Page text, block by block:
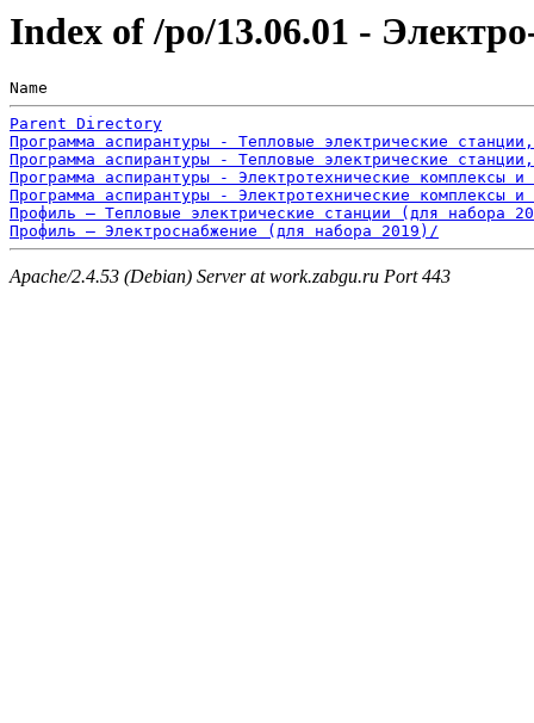
Index of /po/13.06.01 -
Name
Parent Directory
Программа аспирантуры - Тепловые электрические
Программа аспирантуры - Тепловые электрические
Программа аспирантуры - Электротехнические комплексы
Программа аспирантуры - Электротехнические комплексы
Профиль – Тепловые электрические станции (для набора
Профиль – Электроснабжение (для набора 2019)/
Apache/2.4.53 (Debian) Server at work.zabgu.ru Port 443